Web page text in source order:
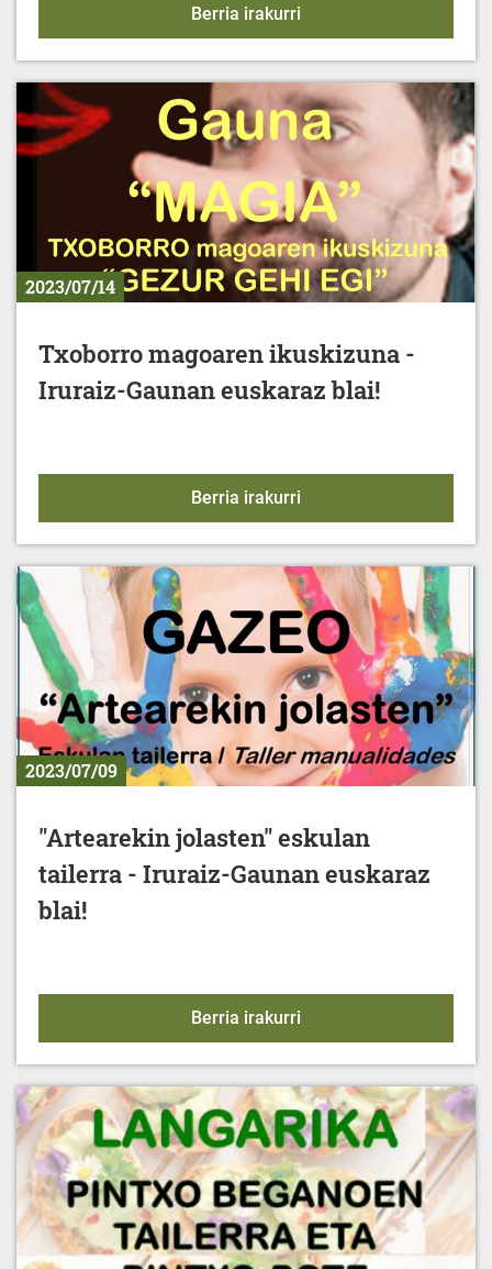
Berria irakurri
2023/07/14
Txoborro magoaren ikuskizuna -
Iruraiz-Gaunan euskaraz blai!
Berria irakurri
2023/07/09
"Artearekin jolasten" eskulan
tailerra - Iruraiz-Gaunan euskaraz
blai!
Berria irakurri